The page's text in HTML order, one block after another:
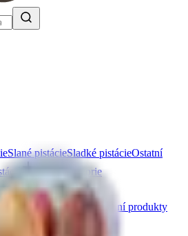
Slané pistácieSladké pistácieOstatní
Další kategorie
Sladké kešu
Ostatní produkty
kategorie